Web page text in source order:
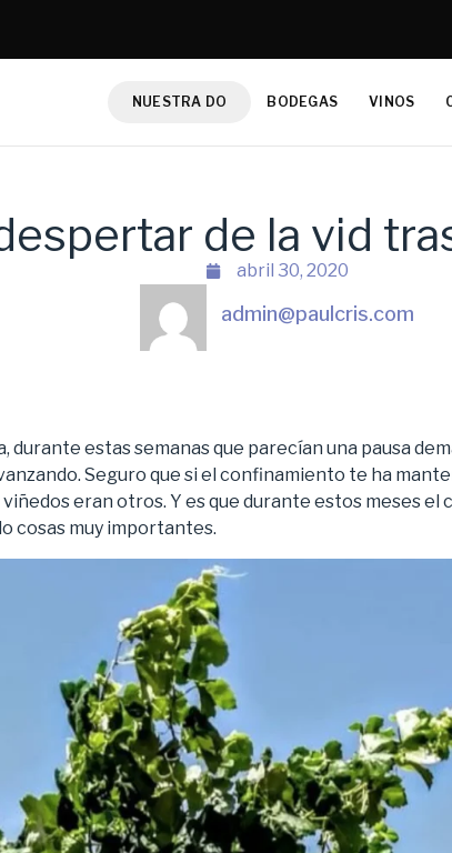
NUESTRA DO BODEGAS VINOS
de la vid
abril 30, 2020
admin@paulcris.com
durante estas semanas que parecían una pausa
Seguro que si el confinamiento te ha
eran otros. Y es que durante estos meses el
cosas muy importantes.